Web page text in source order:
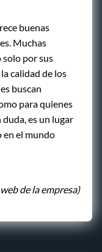
buenas
Muchas
solo por sus
calidad de los
buscan
para quienes
es un lugar
en el mundo
de la empresa)